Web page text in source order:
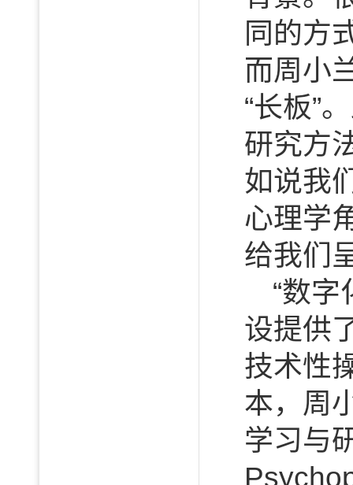
同的方
而周小
“长板”
研究方
如说我
心理学
给我们
“数
设提供
技术性
本，周
学习与